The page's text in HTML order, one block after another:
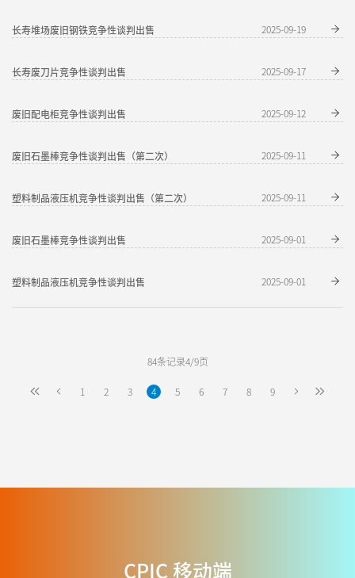
长寿堆场废旧钢铁竞争性谈判出售 2025-09-19
长寿废刀片竞争性谈判出售 2025-09-17
废旧配电柜竞争性谈判出售 2025-09-12
废旧石墨棒竞争性谈判出售（第二次） 2025-09-11
塑料制品液压机竞争性谈判出售（第二次） 2025-09-11
废旧石墨棒竞争性谈判出售 2025-09-01
塑料制品液压机竞争性谈判出售 2025-09-01
84条记录4/9页
1 2 3 4 5 6 7 8 9
CPIC 移动端